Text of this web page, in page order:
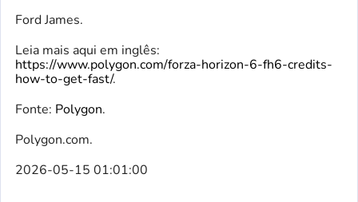
Ford James.
Leia mais aqui em inglês:
https://www.polygon.com/forza-horizon-6-fh6-credits-
how-to-get-fast/.
Fonte: Polygon.
Polygon.com.
2026-05-15 01:01:00